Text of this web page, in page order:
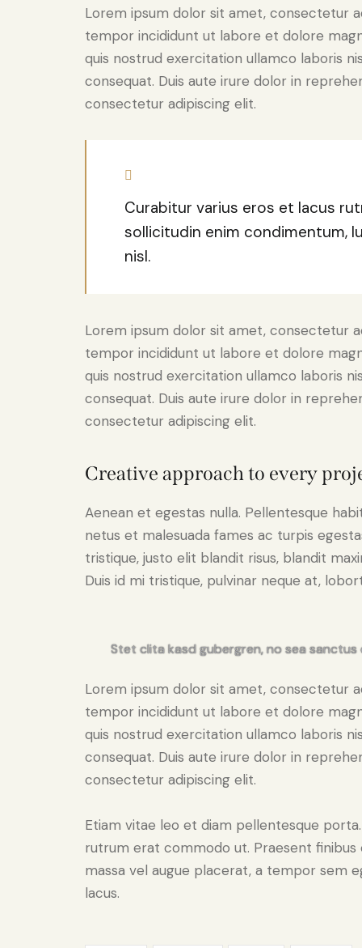
Lorem ipsum dolor sit amet, consectetur
tempor incididunt ut labore et dolore
quis nostrud exercitation ullamco laboris
consequat. Duis aute irure dolor in
consectetur adipiscing elit.
Curabitur varius eros et lacus
sollicitudin enim condimentum,
nisl.
Lorem ipsum dolor sit amet, consectetur
tempor incididunt ut labore et dolore
quis nostrud exercitation ullamco laboris
consequat. Duis aute irure dolor in
consectetur adipiscing elit.
Creative approach to every
Aenean et egestas nulla. Pellentesque
netus et malesuada fames ac turpis
tristique, justo elit blandit risus, blandit
Duis id mi tristique, pulvinar neque at,
Stet clita kasd gubergren, no sea
Lorem ipsum dolor sit amet, consectetur
tempor incididunt ut labore et dolore
quis nostrud exercitation ullamco laboris
consequat. Duis aute irure dolor in
consectetur adipiscing elit.
Etiam vitae leo et diam pellentesque
rutrum erat commodo ut. Praesent finibus
massa vel augue placerat, a tempor sem
lacus.